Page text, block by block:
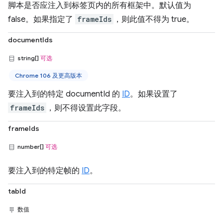
脚本是否应注入到标签页内的所有框架中。默认值为
false。如果指定了 frameIds ，则此值不得为 true。
documentIds
string[] 可选
Chrome 106 及更高版本
要注入到的特定 documentId 的 ID。如果设置了
frameIds ，则不得设置此字段。
frameIds
number[] 可选
要注入到的特定帧的 ID。
tabId
数值